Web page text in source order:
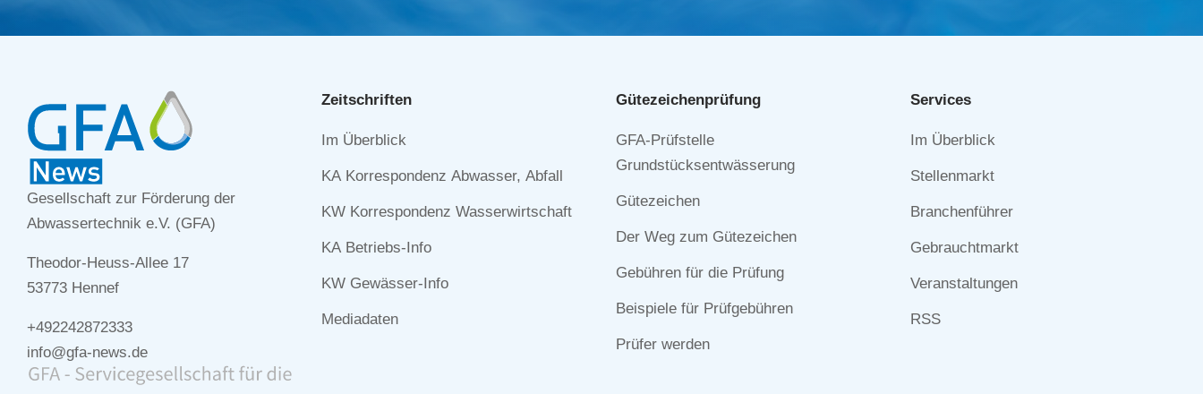
Gesellschaft zur Förderung der
Abwassertechnik e.V. (GFA)
Theodor-Heuss-Allee 17
53773 Hennef
+492242872333
info@gfa-news.de
Zeitschriften
Navigation
Im Überblick
KA Korrespondenz Abwasser, Abfall
KW Korrespondenz Wasserwirtschaft
KA Betriebs-Info
KW Gewässer-Info
Mediadaten
Gütezeichen­prüfung
Navigation
überspringen
GFA-Prüfstelle
Grundstücksentwässerung
Gütezeichen
Der Weg zum Gütezeichen
Gebühren für die Prüfung
Beispiele für Prüfgebühren
Prüfer werden
Services
Navigation
Im Überblick
Stellenmarkt
Branchenführer
Gebrauchtmarkt
Veranstaltungen
RSS